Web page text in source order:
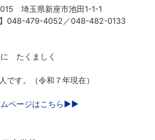
埼玉県新座市池田1-1-1
】048-479-4052／048-482-0133
たくましく
です。（令和７年現在）
ページはこちら▶▶